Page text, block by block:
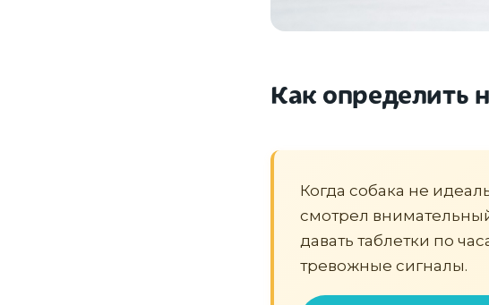
Как определить
Когда собака не
смотрел
давать таблетки по
тревожные сигналы.